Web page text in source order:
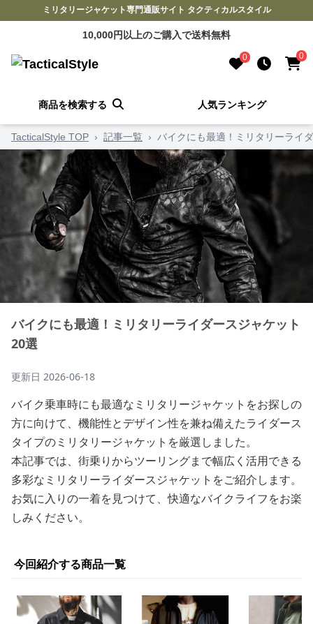
ミリタリージャケット専門通販サイト タクティカルスタイル
10,000円以上のご購入で送料無料
0 0
商品を検索する 人気ランキング
TacticalStyle TOP › 記事一覧 › バイクにも最適！ミリタリーライ
バイクにも最適！ミリタリーライダースジャケット
20選
更新日 2026-06-18
バイク乗車時にも最適なミリタリージャケットをお探しの
方に向けて、機能性とデザイン性を兼ね備えたライダース
タイプのミリタリージャケットを厳選しました。
本記事では、街乗りからツーリングまで幅広く活用できる
多彩なミリタリーライダースジャケットをご紹介します。
お気に入りの一着を見つけて、快適なバイクライフをお楽
しみください。
今回紹介する商品一覧